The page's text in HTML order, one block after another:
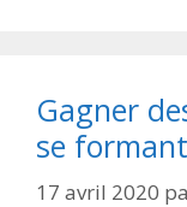
Gagner
se formant
17 avril 2020